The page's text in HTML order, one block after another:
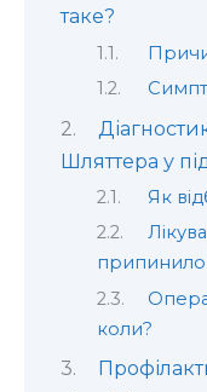
таке?
Шляттера у
Як
припинило
коли?